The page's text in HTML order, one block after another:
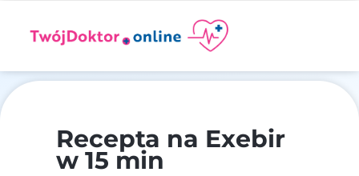
Recepta na Exebir
w 15 min